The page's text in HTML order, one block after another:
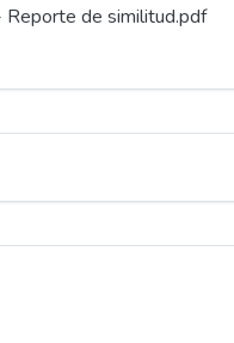
Reporte de similitud.pdf